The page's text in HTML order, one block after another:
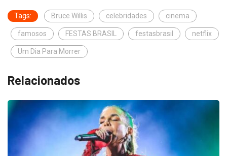
Tags: Bruce Willis celebridades cinema
famosos FESTAS BRASIL festasbrasil netflix
Um Dia Para Morrer
Relacionados